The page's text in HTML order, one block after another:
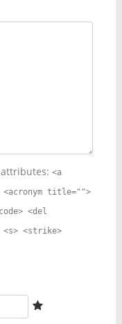
<a
title="">
<del
<s> <strike>